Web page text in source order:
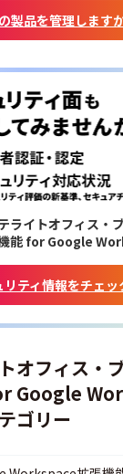
製品を管理します
ライトオフィス・
能 for Google
リティ情報をチェッ
オフィス・
Google
ゴリー